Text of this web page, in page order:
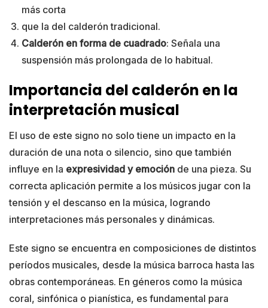
más corta
que la del calderón tradicional.
Calderón en forma de cuadrado: Señala una
suspensión más prolongada de lo habitual.
Importancia del calderón en la
interpretación musical
El uso de este signo no solo tiene un impacto en la
duración de una nota o silencio, sino que también
influye en la expresividad y emoción de una pieza. Su
correcta aplicación permite a los músicos jugar con la
tensión y el descanso en la música, logrando
interpretaciones más personales y dinámicas.
Este signo se encuentra en composiciones de distintos
períodos musicales, desde la música barroca hasta las
obras contemporáneas. En géneros como la música
coral, sinfónica o pianística, es fundamental para